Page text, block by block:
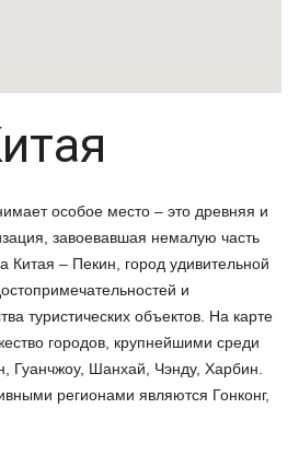
особое место – это древняя и
завоевавшая немалую часть
Китая – Пекин, город удивительной
и
туристических объектов. На карте
городов, крупнейшими среди
Гуанчжоу, Шанхай, Чэнду, Харбин.
регионами являются Гонконг,